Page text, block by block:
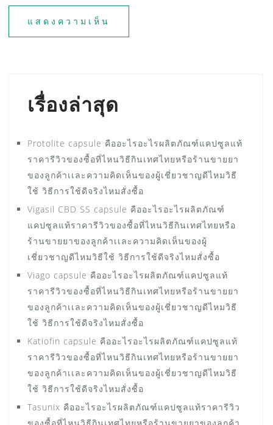
เรื่องล่าสุด
Protolite capsule คืออะไรอะไรผลิตภัณฑ์แคปซูลแท้
ราคารีวิวของซื้อที่ไหนวิธีกินเทศไทยหรือร้านขายยา
ของลูกค้าเเละความคิดเห็นของผู้เชี่ยวชาญดีไหมวิธี
ใช้ วิธีการใช้ดีจริงไหมสั่งซื้อ
Vigasil CBD SS capsule คืออะไรอะไรผลิตภัณฑ์
แคปซูลแท้ราคารีวิวของซื้อที่ไหนวิธีกินเทศไทยหรือ
ร้านขายยาของลูกค้าเเละความคิดเห็นของผู้
เชี่ยวชาญดีไหมวิธีใช้ วิธีการใช้ดีจริงไหมสั่งซื้อ
Viago capsule คืออะไรอะไรผลิตภัณฑ์แคปซูลแท้
ราคารีวิวของซื้อที่ไหนวิธีกินเทศไทยหรือร้านขายยา
ของลูกค้าเเละความคิดเห็นของผู้เชี่ยวชาญดีไหมวิธี
ใช้ วิธีการใช้ดีจริงไหมสั่งซื้อ
Katiofin capsule คืออะไรอะไรผลิตภัณฑ์แคปซูลแท้
ราคารีวิวของซื้อที่ไหนวิธีกินเทศไทยหรือร้านขายยา
ของลูกค้าเเละความคิดเห็นของผู้เชี่ยวชาญดีไหมวิธี
ใช้ วิธีการใช้ดีจริงไหมสั่งซื้อ
Tasunix คืออะไรอะไรผลิตภัณฑ์แคปซูลแท้ราคารีวิว
ของซื้อที่ไหนวิธีกินเทศไทยหรือร้านขายยาของลูกค้า